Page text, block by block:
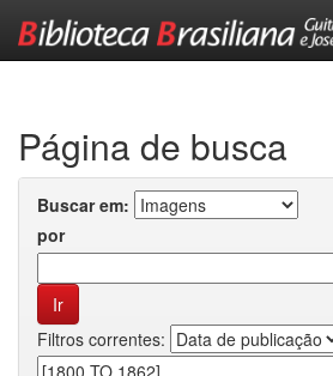
Página de busca
Buscar em:
por
Filtros correntes: